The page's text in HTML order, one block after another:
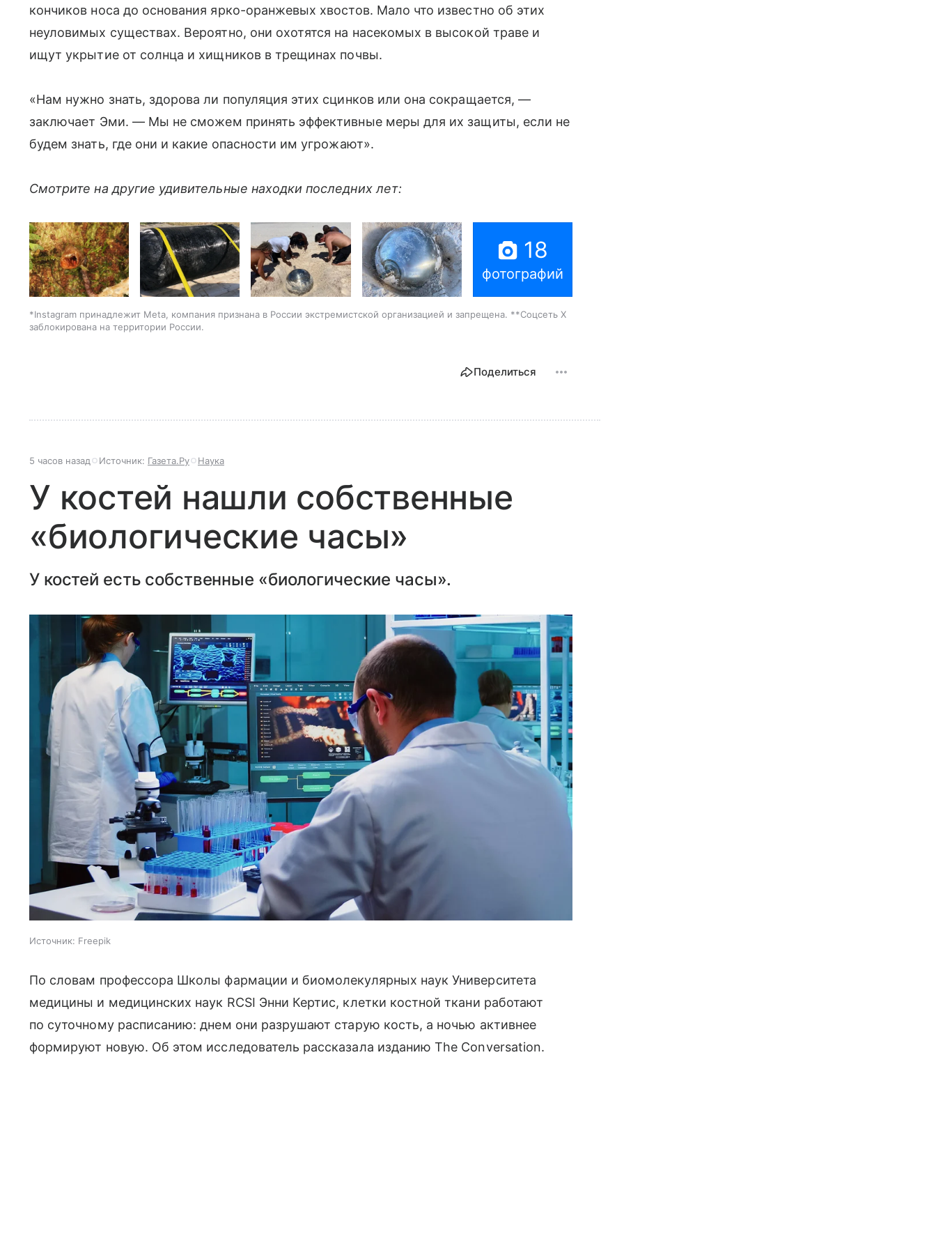
кончиков носа до основания ярко-оранжевых хвостов. Мало что известно об этих
неуловимых существах. Вероятно, они охотятся на насекомых в высокой траве и
ищут укрытие от солнца и хищников в трещинах почвы.
«Нам нужно знать, здорова ли популяция этих сцинков или она сокращается, —
заключает Эми. — Мы не сможем принять эффективные меры для их защиты, если не
будем знать, где они и какие опасности им угрожают».
Смотрите на другие удивительные находки последних лет:
18
фотографий
*Instagram принадлежит Meta, компания признана в России экстремистской организацией и запрещена. **Соцсеть X
заблокирована на территории России.
Поделиться
5 часов назад Источник: Газета.Ру Наука
У костей нашли собственные
«биологические часы»
У костей есть собственные «биологические часы».
Источник: Freepik
По словам профессора Школы фармации и биомолекулярных наук Университета
медицины и медицинских наук RCSI Энни Кертис, клетки костной ткани работают
по суточному расписанию: днем они разрушают старую кость, а ночью активнее
формируют новую. Об этом исследователь рассказала изданию The Conversation.